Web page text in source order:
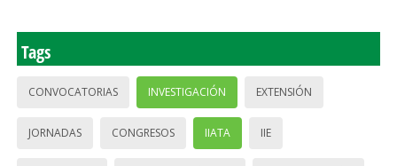
Tags
CONVOCATORIAS INVESTIGACIÓN EXTENSIÓN
JORNADAS CONGRESOS IIATA IIE